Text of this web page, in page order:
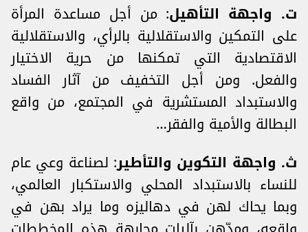
ت‌. واجهة التأهيل: من أجل مساعدة المرأة
على التمكين والاستقلالية بالرأي، والاستقلالية
الاقتصادية التي تمكنها من حرية الاختيار
والفعل. ومن أجل التخفيف من آثار الفساد
والاستبداد المستشرية في المجتمع، من واقع
البطالة والأمية والفقر…
ث‌. واجهة التكوين والتأطير: لصناعة وعي عام
للنساء بالاستبداد المحلي والاستكبار العالمي،
وبما يحاك لهن في دهاليزه وما يراد بهن في